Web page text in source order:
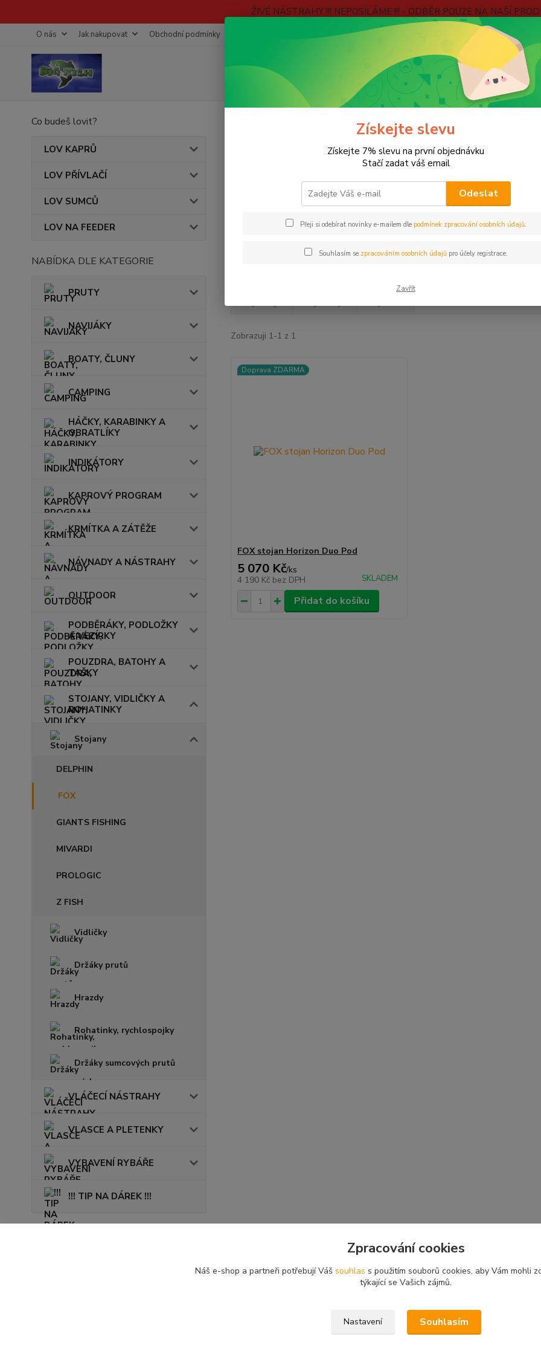
ŽIVÉ NÁSTRAHY !!! NEPOSÍLÁME !!! - ODBĚR POUZE NA NAŠÍ
O nás Jak nakupovat Obchodní podmínky Jak ověřujeme hodnocení? Věrnostní program
Hledat
Co budeš lovit?
LOV KAPRŮ
LOV PŘÍVLAČÍ
LOV SUMCŮ
LOV NA FEEDER
NABÍDKA DLE KATEGORIE
PRUTY
NAVIJÁKY
BOATY, ČLUNY
CAMPING
HÁČKY, KARABINKY A
OBRATLÍKY
INDIKÁTORY
KAPROVÝ PROGRAM
KRMÍTKA A ZÁTĚŽE
NÁVNADY A NÁSTRAHY
OUTDOOR
PODBĚRÁKY, PODLOŽKY
A VEZÍRKY
POUZDRA, BATOHY A
TAŠKY
STOJANY, VIDLIČKY A
ROHATINKY
Stojany
DELPHIN
FOX
GIANTS FISHING
MIVARDI
PROLOGIC
Z FISH
Vidličky
Držáky prutů
Hrazdy
Rohatinky, rychlospojky
Držáky sumcových prutů
VLÁČECÍ NÁSTRAHY
VLASCE A PLETENKY
VYBAVENÍ RYBÁŘE
!!! TIP NA DÁREK !!!
STOJANY, VIDLIČKY A ROHATINKY Stojany
Kč Od
Zobrazuji 1-1 z 1
Doprava ZDARMA
FOX stojan Horizon Duo Pod
5 070 Kč/ks
4 190 Kč bez DPH SKLADEM
Přidat do košíku
Získejte slevu
Získejte 7% slevu na první objednávku
Stačí zadat váš email
Odeslat
Přeji si odebírat novinky e-mailem dle podmínek zpracování osobních údajů.
Souhlasím se zpracováním osobních údajůpro účely registrace.
Zavřít
Zpracování cookies
Náš e-shop a partneři potřebují Váš souhlas s použitím souborů cookies, aby Vám mohli
týkající se Vašich zájmů.
Nastavení Souhlasím